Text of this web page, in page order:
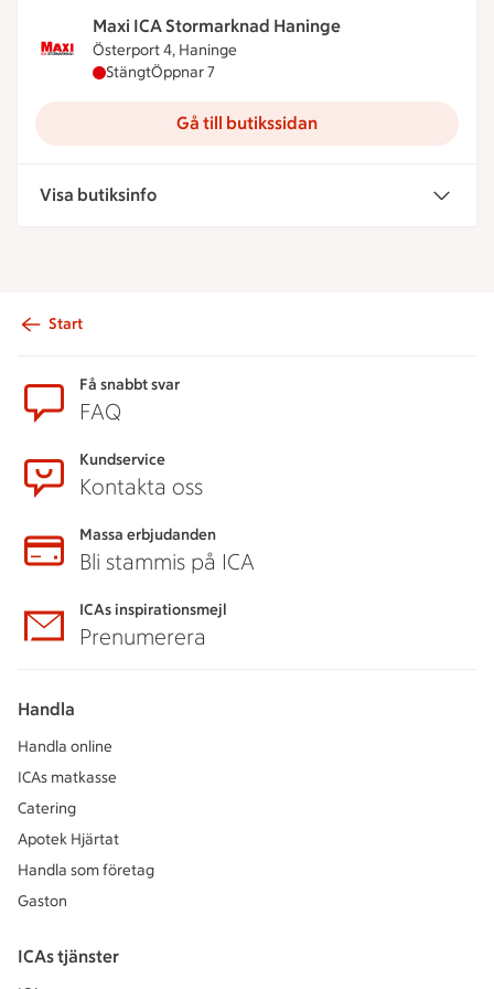
Maxi ICA Stormarknad Haninge
Österport 4, Haninge
Maxi ICA Stormarknad Haninge har stängt,
StängtÖppnar 7
Gå till butikssidan
Visa butiksinfo
Start
Få snabbt svar
FAQ
Kundservice
Kontakta oss
Massa erbjudanden
Bli stammis på ICA
ICAs inspirationsmejl
Prenumerera
Handla
Handla online
ICAs matkasse
Catering
Apotek Hjärtat
Handla som företag
Gaston
ICAs tjänster